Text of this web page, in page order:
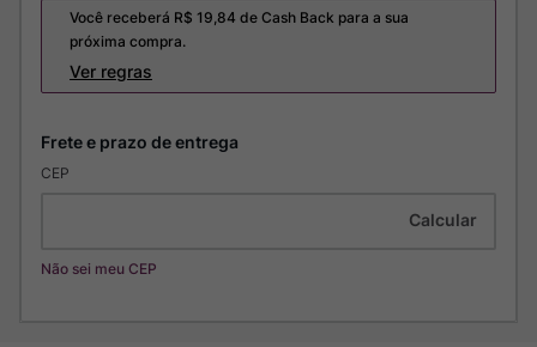
Você receberá R$ 19,84 de Cash Back para a sua
próxima compra.
Ver regras
CEP
Não sei meu CEP